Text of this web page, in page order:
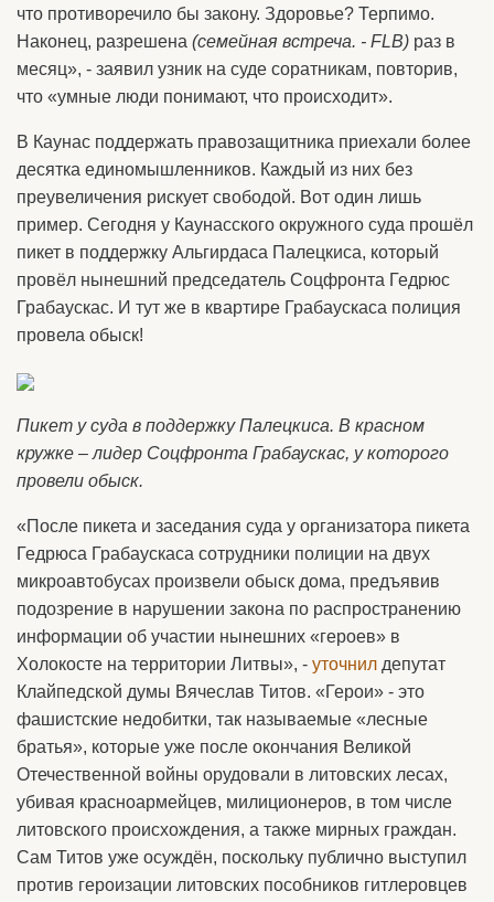
что противоречило бы закону. Здоровье? Терпимо.
Наконец, разрешена (семейная встреча. - FLB) раз в
месяц», - заявил узник на суде соратникам, повторив,
что «умные люди понимают, что происходит».
В Каунас поддержать правозащитника приехали более
десятка единомышленников. Каждый из них без
преувеличения рискует свободой. Вот один лишь
пример. Сегодня у Каунасского окружного суда прошёл
пикет в поддержку Альгирдаса Палецкиса, который
провёл нынешний председатель Соцфронта Гедрюс
Грабаускас. И тут же в квартире Грабаускаса полиция
провела обыск!
Пикет у суда в поддержку Палецкиса. В красном
кружке – лидер Соцфронта Грабаускас, у которого
провели обыск.
«После пикета и заседания суда у организатора пикета
Гедрюса Грабаускаса сотрудники полиции на двух
микроавтобусах произвели обыск дома, предъявив
подозрение в нарушении закона по распространению
информации об участии нынешних «героев» в
Холокосте на территории Литвы», - уточнил депутат
Клайпедской думы Вячеслав Титов. «Герои» - это
фашистские недобитки, так называемые «лесные
братья», которые уже после окончания Великой
Отечественной войны орудовали в литовских лесах,
убивая красноармейцев, милиционеров, в том числе
литовского происхождения, а также мирных граждан.
Сам Титов уже осуждён, поскольку публично выступил
против героизации литовских пособников гитлеровцев